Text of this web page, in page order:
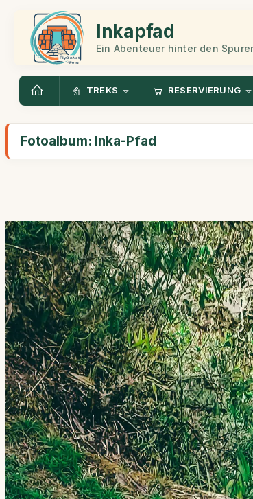
Inkapfad
Ein Abenteuer hinter den
TREKS RESERVIERUNG
Fotoalbum: Inka-Pfad